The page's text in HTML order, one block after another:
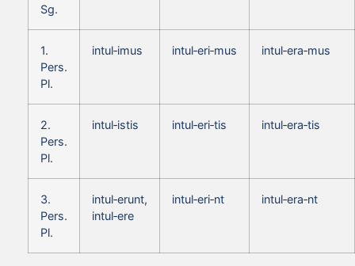
Sg.
1.
Pers.
Pl.
intul‑imus intul‑eri‑mus intul‑era‑mus
2.
Pers.
Pl.
intul‑istis intul‑eri‑tis intul‑era‑tis
3.
Pers.
Pl.
intul‑erunt,
intul‑ere
intul‑eri‑nt intul‑era‑nt